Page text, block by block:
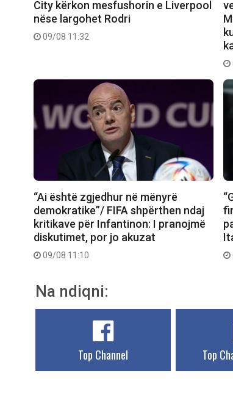
City kërkon mesfushorin e Liverpool
nëse largohet Rodri
09/08 11:32
“Ai është zgjedhur në mënyrë
demokratike”/ FIFA shpërthen ndaj
kritikave për Infantinon: I pranojmë
diskutimet, por jo akuzat
09/08 11:10
Na ndiqni:
Top Channel Top